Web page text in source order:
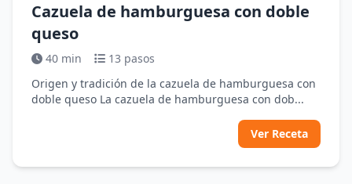
Cazuela de hamburguesa con doble
queso
40 min
13 pasos
Origen y tradición de la cazuela de hamburguesa con
doble queso La cazuela de hamburguesa con dob...
Ver Receta